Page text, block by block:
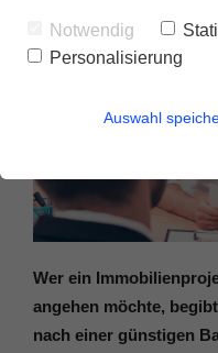
Wer ein
angehen möchte,
nach einer günstigen
Notwendig
Personalisierung
Auswahl